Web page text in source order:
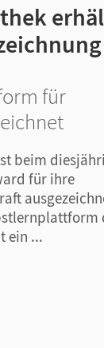
für
beim
für ihre
ein ...